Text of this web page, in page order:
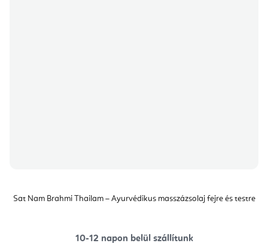
Sat Nam Brahmi Thailam – Ayurvédikus masszázsolaj fejre és testre
10-12 napon belül szállítunk